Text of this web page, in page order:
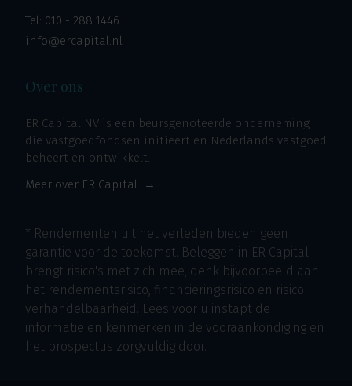
Tel: 010 - 288 1446
info@ercapital.nl
Over ons
ER Capital NV is een beursgenoteerde onderneming
die vastgoedfondsen initieert en Nederlands vastgoed
beheert en ontwikkelt.
Meer over ER Capital
* Rendementen uit het verleden bieden geen
garantie voor de toekomst. Beleggen in ER Capital
brengt risico's met zich mee, denk bijvoorbeeld aan
het rendementsrisico, financieringsrisico en risico
verhandelbaarheid. Lees voor u instapt de
informatie en kenmerken in de vooraankondiging en
het prospectus zorgvuldig door.